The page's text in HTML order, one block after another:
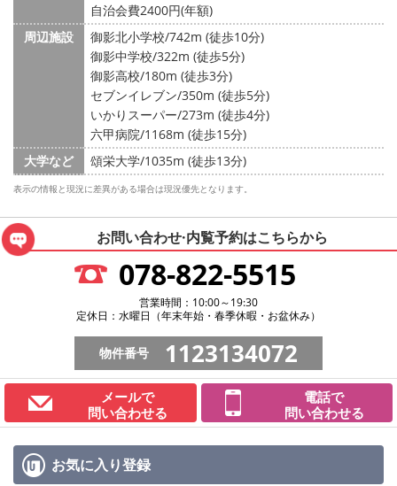
自治会費2400円(年額)
周辺施設
御影北小学校/742m (徒歩10分)
御影中学校/322m (徒歩5分)
御影高校/180m (徒歩3分)
セブンイレブン/350m (徒歩5分)
いかりスーパー/273m (徒歩4分)
六甲病院/1168m (徒歩15分)
大学など
頌栄大学/1035m (徒歩13分)
表示の情報と現況に差異がある場合は現況優先となります。
お問い合わせ·内覧予約はこちらから
078-822-5515
営業時間：10:00～19:30
定休日：水曜日（年末年始・春季休暇・お盆休み）
物件番号 1123134072
メールで
問い合わせる
電話で
問い合わせる
お気に入り登録